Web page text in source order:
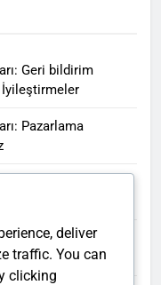
Geri bildirim
İyileştirmeler
Pazarlama
Ürün iş birlikleri,
deliver
traffic. You can
clicking